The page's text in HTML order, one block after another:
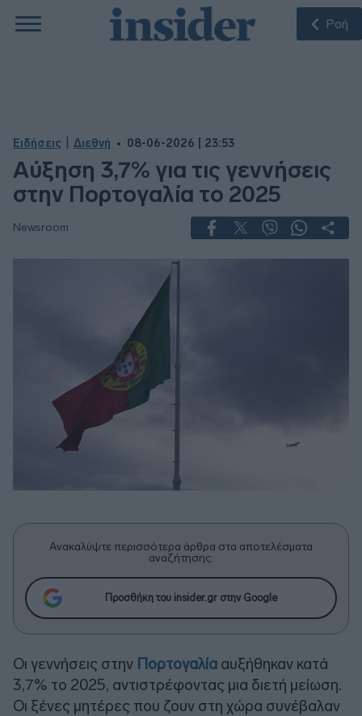
Ροή
Ειδήσεις Διεθνή 08-06-2026 | 23:53
Αύξηση 3,7% για τις γεννήσεις
στην Πορτογαλία το 2025
Newsroom
Ανακαλύψτε περισσότερα άρθρα στα αποτελέσματα
αναζήτησης.
Προσθήκη του insider.gr στην Google
Οι γεννήσεις στην Πορτογαλία αυξήθηκαν κατά
3,7% το 2025, αντιστρέφοντας μια διετή μείωση.
Οι ξένες μητέρες που ζουν στη χώρα συνέβαλαν